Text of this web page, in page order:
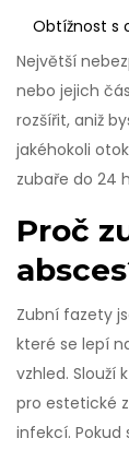
Obtížnost s
Největší
nebo jejich
rozšířit, aniž
jakéhokoli
zubaře do 24
Proč
Zubní fazety
které se lepí
vzhled. Slouží
pro estetické
infekcí.